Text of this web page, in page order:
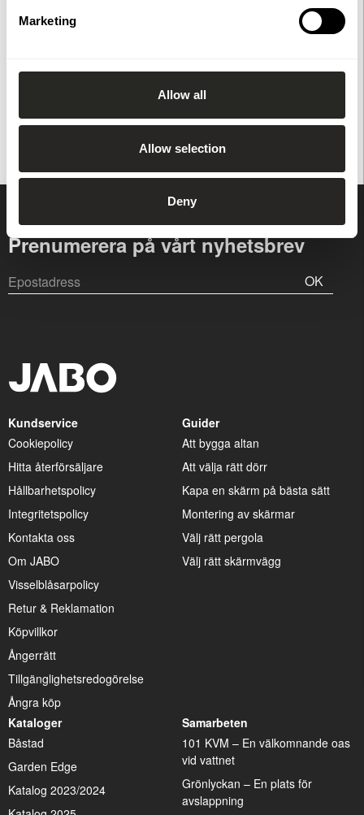
Marketing
Allow all
Allow selection
Deny
Du har också tittat på
Prenumerera på vårt nyhetsbrev
OK
Kundservice
Cookiepolicy
Hitta återförsäljare
Hållbarhetspolicy
Integritetspolicy
Kontakta oss
Om JABO
Visselblåsarpolicy
Retur & Reklamation
Köpvillkor
Ångerrätt
Tillgänglighetsredogörelse
Ångra köp
Guider
Att bygga altan
Att välja rätt dörr
Kapa en skärm på bästa sätt
Montering av skärmar
Välj rätt pergola
Välj rätt skärmvägg
Kataloger
Båstad
Garden Edge
Katalog 2023/2024
Samarbeten
101 KVM – En välkomnande oas
vid vattnet
Grönlyckan – En plats för
avslappning